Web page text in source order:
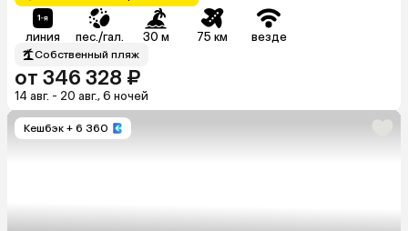
линия пес./гал. 30 м 75 км везде
Собственный пляж
от 346 328 ₽
14 авг. - 20 авг., 6 ночей
Кешбэк + 6 360